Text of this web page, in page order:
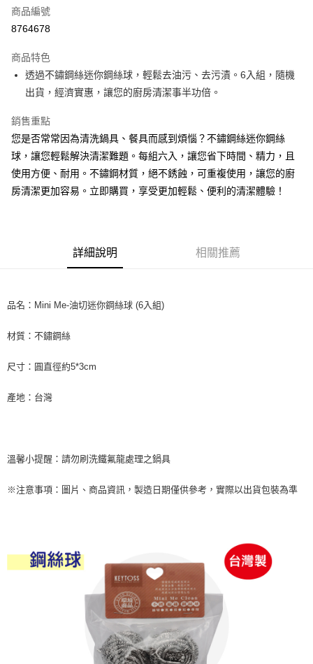
超商取貨付款
Apple Pay
街口支付
悠遊付
Google Pay
AFTEE先享後付
相關說明
１．簡單：不需註冊會員、不需綁卡、不需儲值。
２．便利：只要手機號碼，簡訊認證，即可結帳。
３．安心：先確認商品／服務後，再付款。
１．於結帳方式選擇「AFTEE先享後付」後，將跳轉至「AFTEE先享後付」
２．訂單成立數日內，您將收到繳費通知簡訊。
※ 請注意：結帳手續完成當下不需立刻繳費，但若您需要取消訂單，請聯絡
後付繳納相關費用。
【注意事項】
易，需依本服務之必要範圍內提供個人資料，並將交易相關給付款項請求債
權轉讓予恩沛科技股份有限公司。
「AFTEE先享後付」，若未經同意申辦者引起之損失，本公司不負相關責
任。
４．使用「AFTEE先享後付」時，將依據個別帳號之用戶狀況，依本公司即
時審查核予不同之上限額度；若仍有額度不足之情形，本公司將視審查結果
請求用戶進行身份認證。
５．嚴禁一人註冊多個帳號或使用他人資訊註冊。若發現惡意使用之情形，
恩沛科技股份有限公司將有權停止該用戶之使用額度並採取法律行動。
每筆NT$60，滿NT$599(含以上)免運費
7-11取貨付款
宅配
商品編號
8764678
商品特色
透過不鏽鋼絲迷你鋼絲球，輕鬆去油污、去污漬。6入組，隨機
出貨，經濟實惠，讓您的廚房清潔事半功倍。
銷售重點
您是否常常因為清洗鍋具、餐具而感到煩惱？不鏽鋼絲迷你鋼絲
球，讓您輕鬆解決清潔難題。每組六入，讓您省下時間、精力，且
使用方便、耐用。不鏽鋼材質，絕不銹蝕，可重複使用，讓您的廚
房清潔更加容易。立即購買，享受更加輕鬆、便利的清潔體驗！
詳細說明 相關推薦
品名：Mini Me-油切迷你鋼絲球 (6入組)
材質：不鏽鋼絲
尺寸：圓直徑約5*3cm
產地：台灣
溫馨小提醒：請勿刷洗鐵氟龍處理之鍋具
※注意事項：圖片、商品資訊，製造日期僅供參考，實際以出貨包裝為準